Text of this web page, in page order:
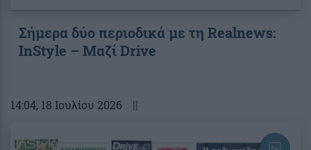
Σήμερα δύο περιοδικά με τη Realnews:
InStyle – Μαζί Drive
14:04, 18 Ιουλίου 2026 ||